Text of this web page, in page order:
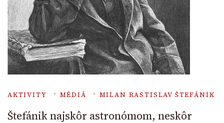
AKTIVITY MÉDIÁ MILAN RASTISLAV ŠTEFÁNIK
Štefánik najskôr astronómom, neskôr